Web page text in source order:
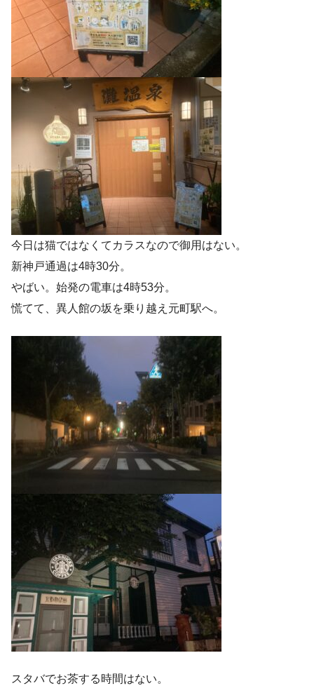
今日は猫ではなくてカラスなので御用はない。
新神戸通過は4時30分。
やばい。始発の電車は4時53分。
慌てて、異人館の坂を乗り越え元町駅へ。
スタバでお茶する時間はない。